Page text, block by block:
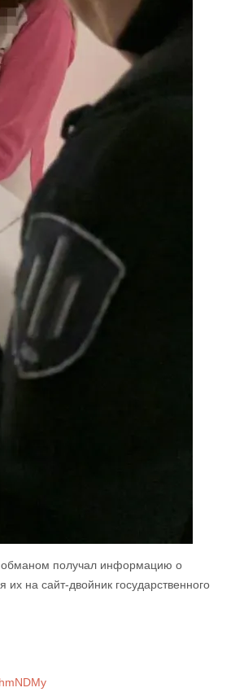
обманом получал информацию о
на сайт-двойник государственного